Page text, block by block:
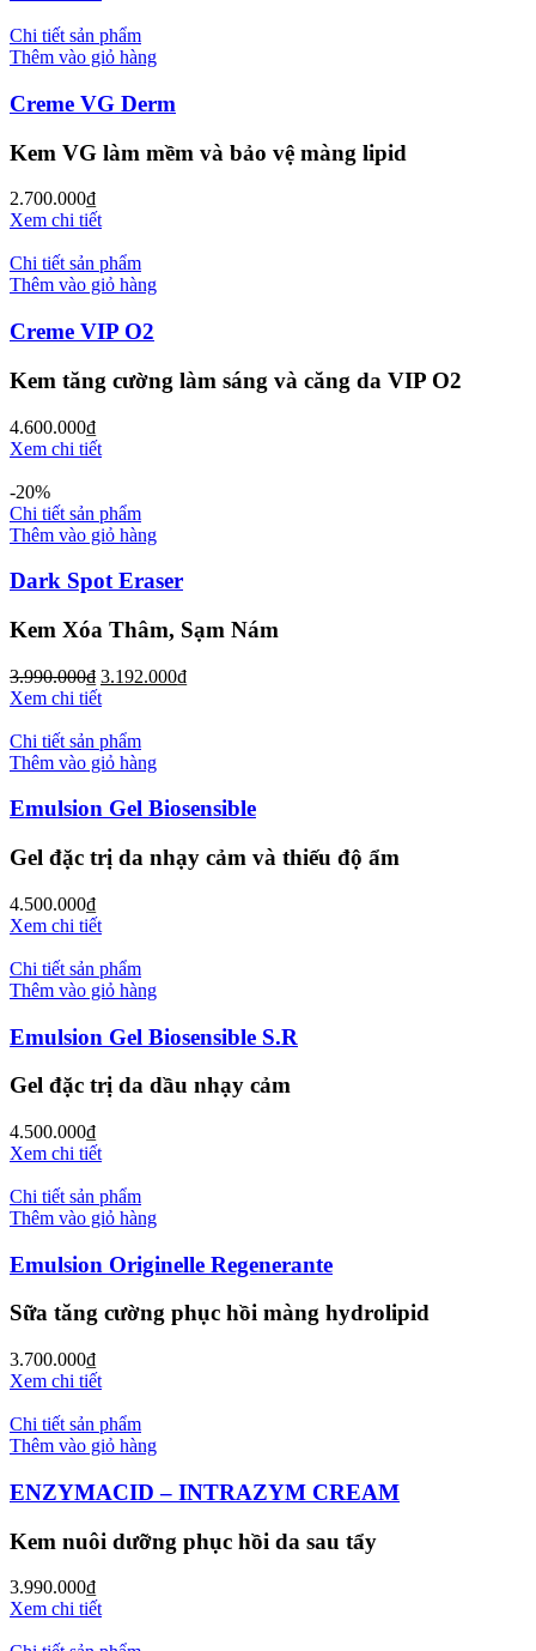
Chi tiết sản phẩm
Thêm vào giỏ hàng
Creme VG Derm
Kem VG làm mềm và bảo vệ màng lipid
2.700.000₫
Xem chi tiết
Chi tiết sản phẩm
Thêm vào giỏ hàng
Creme VIP O2
Kem tăng cường làm sáng và căng da VIP O2
4.600.000₫
Xem chi tiết
-20%
Chi tiết sản phẩm
Thêm vào giỏ hàng
Dark Spot Eraser
Kem Xóa Thâm, Sạm Nám
3.990.000₫ 3.192.000₫
Xem chi tiết
Chi tiết sản phẩm
Thêm vào giỏ hàng
Emulsion Gel Biosensible
Gel đặc trị da nhạy cảm và thiếu độ ẩm
4.500.000₫
Xem chi tiết
Chi tiết sản phẩm
Thêm vào giỏ hàng
Emulsion Gel Biosensible S.R
Gel đặc trị da dầu nhạy cảm
4.500.000₫
Xem chi tiết
Chi tiết sản phẩm
Thêm vào giỏ hàng
Emulsion Originelle Regenerante
Sữa tăng cường phục hồi màng hydrolipid
3.700.000₫
Xem chi tiết
Chi tiết sản phẩm
Thêm vào giỏ hàng
ENZYMACID – INTRAZYM CREAM
Kem nuôi dưỡng phục hồi da sau tẩy
3.990.000₫
Xem chi tiết